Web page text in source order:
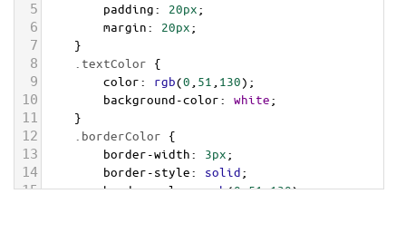
5 padding: 20px;
6 margin: 20px;
7 }
8 .textColor {
9 color: rgb(0 51 130);
10 background-color: white;
11 }
12 .borderColor {
13 border-width: 3px;
14 border-style: solid;
15 border-color: rgb(0,51,130);